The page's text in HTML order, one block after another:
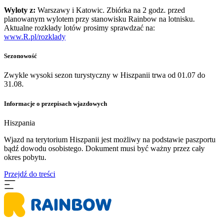
Wyloty z: Warszawy i Katowic. Zbiórka na 2 godz. przed
planowanym wylotem przy stanowisku Rainbow na lotnisku.
Aktualne rozkłady lotów prosimy sprawdzać na:
www.R.pl/rozklady
Sezonowość
Zwykle wysoki sezon turystyczny w Hiszpanii trwa od 01.07 do
31.08.
Informacje o przepisach wjazdowych
Hiszpania
​Wjazd na terytorium Hiszpanii jest możliwy na podstawie paszportu
bądź dowodu osobistego. Dokument musi być ważny przez cały
okres pobytu.
Przejdź do treści